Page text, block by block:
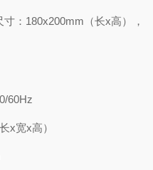
：180x200mm（长x高），
60Hz
x宽x高）